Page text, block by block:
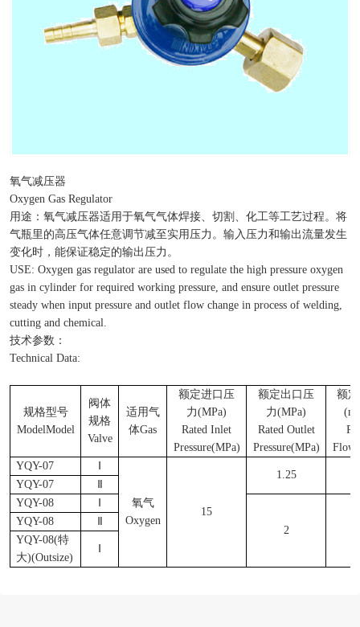
氧气减压器
Oxygen Gas Regulator
用途：氧气减压器适用于氧气气体焊接、切割、化工等工艺过程。将
气瓶里的高压气体任意调节减至实用压力。输入压力和输出流量发生
变化时，能保证稳定的输出压力。
USE: Oxygen gas regulator are used to regulate the high pressure oxygen
gas in cylinder for required working pressure, and ensure outlet pressure
steady when input pressure and outlet flow change in process of welding,
cutting and chemical.
技术参数：
Technical Data:
规格型号
ModelModel
阀体
规格
Valve
适用气
体Gas
额定进口压
力(MPa)
Rated Inlet
Pressure(MPa)
额定出口压
力(MPa)
Rated Outlet
Pressure(MPa)
额
(m
YQY-07
氧气
Oxygen
15
1.25
YQY-07
YQY-08
2
YQY-08
YQY-08(特
大)(Outsize)